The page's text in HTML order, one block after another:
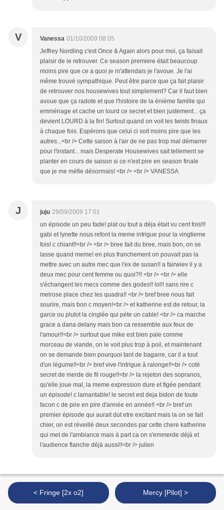
V Vanessa 01/10/2009 08:05
Jeffrey Nordling c'est Once & Again alors pour moi, ça faisait
plaisir de le retrouver. Ce season premiere était beaucoup
moins pire que ce a quoi je m'attendais je l'avoue. Je l'ai
même trouvé sympathique. Peut être parce que ça fait plaisir
de retrouver nos housewives tout simplement? Car il faut bien
avoue que ça radote et que l'histoire de la énième famille qui
emménage et cache un lourd ce secret et bien justement... ça
devient LOURD à la fin! Surtout quand on voit les twists finaux
à chaque fois. Espérons que celui ci soit moins pire que les
autres...<br /> Cette saison à l'air de ne pas trop mal démarrer
pour l'instant... mais Desperate Housewives sait tellement se
planter en cours de saison si ce n'est pire en season finale
que je me méfie désormais! <br /> <br /> VANESSA
J juju 29/09/2009 17:01
un épisode un peu fade! plat ou tout a déja était vu cent fois!!!
gabi et lynette nous refont la meme intrigue pour la vingtieme
fois! c chiant!!<br /> <br /> bree fait du bree, mais bon, on se
lasse quand meme! en plus franchement on pouvait pas la
mettre avec un autre mec que l'ex de susan!! a fairwiev il y a
deux mec pour cent femme ou quoi?!! <br /> <br /> elle
s'échangent les mecs comme des godes!! lol!! sans rire c
melrose place chez les quadra!! <br /> bref bree nous fait
sourire, mais bon c moyen!<br /> et katherine est de retour, la
garce ou plutot la cinglée qui péte un cable! <br /> ca marche
grace a dana delany mais bon ca ressemble aux feux de
l'amour!!<br /> surtout que mike est bien pale comme
morceau de viande, on le voit plus trop à poil, et maintenant
on se demande bien pourquoi tant de bagarre, car il a tout
d'un légume!!<br /> bref vive l'intrigue à ralonge!!<br /> coté
secret de merde de fil rouge!!<br /> la rejeton des sopranos,
qu'elle joue mal, la meme expression dure et figée pendant
un épisode! c lamantable! le secret est deja bidon de toute
facon c de pire en pire d'année en année!! <br /> bref un
premier épisode qui aurait dut etre excitant mais la on se fait
chier, on est réveillé deux secondes par cette chere katherine
qui met de l'ambiance mais à part ca on s'emmerde déjà et
l'audience flanche déjà aussi!!<br /> julien
< Fringe [2x o2] Mercy [Pilot] >